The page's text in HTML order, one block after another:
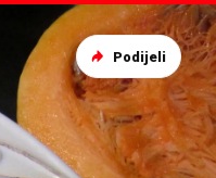
Podijeli